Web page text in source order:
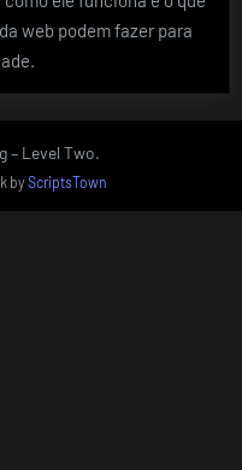
web podem fazer para
– Level Two.
byScriptsTown